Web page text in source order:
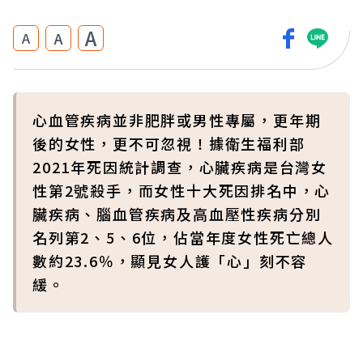
A A A
心血管疾病並非肥胖或男性專屬，更年期
後的女性，更不可忽視！據衛生福利部
2021年死因統計調查，心臟疾病是台灣女
性第2號殺手，而女性十大死因排名中，心
臟疾病、腦血管疾病及高血壓性疾病分別
名列第2、5、6位，佔當年度女性死亡總人
數約23.6％，顯見女人護「心」刻不容
緩。